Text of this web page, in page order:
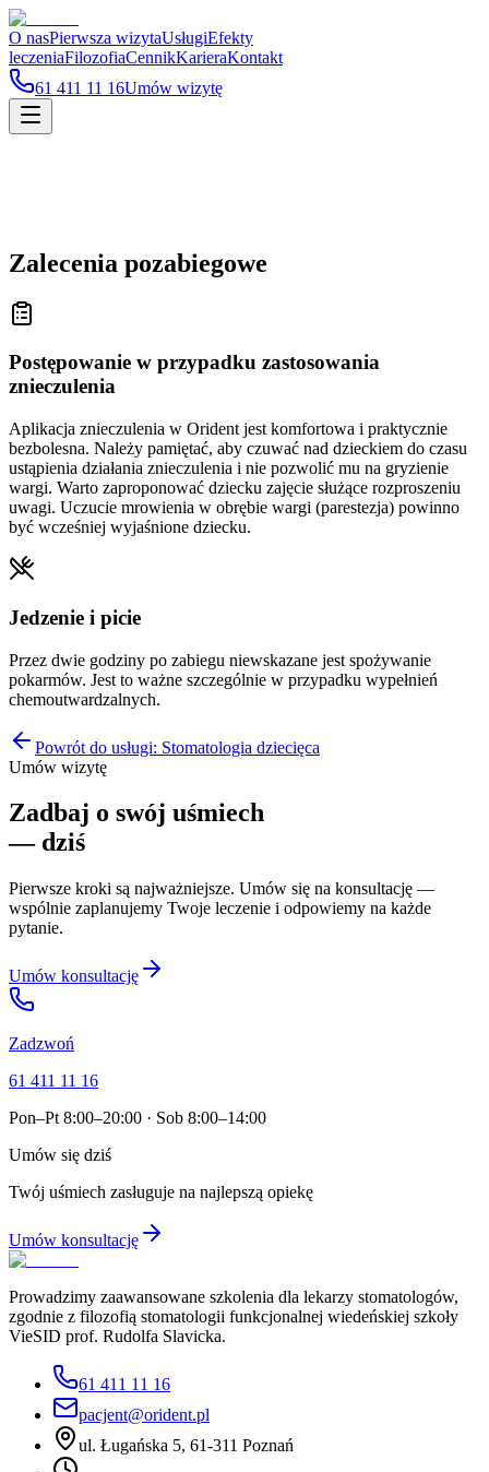
O nasPierwsza wizytaUsługiEfekty
leczeniaFilozofiaCennikKarieraKontakt
61 411 11 16Umów wizytę
Zalecenia pozabiegowe
Postępowanie w przypadku zastosowania
znieczulenia
Aplikacja znieczulenia w Orident jest komfortowa i praktycznie
bezbolesna. Należy pamiętać, aby czuwać nad dzieckiem do czasu
ustąpienia działania znieczulenia i nie pozwolić mu na gryzienie
wargi. Warto zaproponować dziecku zajęcie służące rozproszeniu
uwagi. Uczucie mrowienia w obrębie wargi (parestezja) powinno
być wcześniej wyjaśnione dziecku.
Jedzenie i picie
Przez dwie godziny po zabiegu niewskazane jest spożywanie
pokarmów. Jest to ważne szczególnie w przypadku wypełnień
chemoutwardzalnych.
Powrót do usługi: Stomatologia dziecięca
Umów wizytę
Zadbaj o swój uśmiech
— dziś
Pierwsze kroki są najważniejsze. Umów się na konsultację —
wspólnie zaplanujemy Twoje leczenie i odpowiemy na każde
pytanie.
Umów konsultację
Zadzwoń
61 411 11 16
Pon–Pt 8:00–20:00 · Sob 8:00–14:00
Umów się dziś
Twój uśmiech zasługuje na najlepszą opiekę
Umów konsultację
Prowadzimy zaawansowane szkolenia dla lekarzy stomatologów,
zgodnie z filozofią stomatologii funkcjonalnej wiedeńskiej szkoły
VieSID prof. Rudolfa Slavicka.
61 411 11 16
pacjent@orident.pl
ul. Ługańska 5, 61-311 Poznań